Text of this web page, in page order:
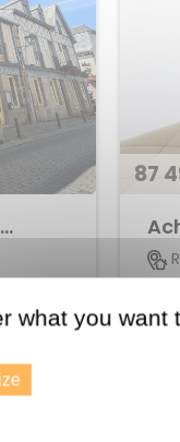
Achat Appartement centre ville
87
what you want